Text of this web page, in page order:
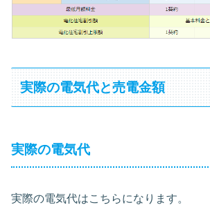
実際の電気代と売電金額
実際の電気代
実際の電気代はこちらになります。